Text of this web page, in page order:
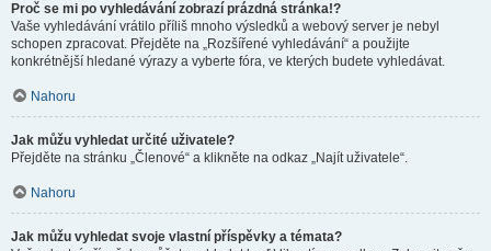
Proč se mi po vyhledávání zobrazí prázdná stránka!?
Vaše vyhledávání vrátilo příliš mnoho výsledků a webový server je nebyl
schopen zpracovat. Přejděte na „Rozšířené vyhledávání“ a použijte
konkrétnější hledané výrazy a vyberte fóra, ve kterých budete vyhledávat.
Nahoru
Jak můžu vyhledat určité uživatele?
Přejděte na stránku „Členové“ a klikněte na odkaz „Najít uživatele“.
Nahoru
Jak můžu vyhledat svoje vlastní příspěvky a témata?